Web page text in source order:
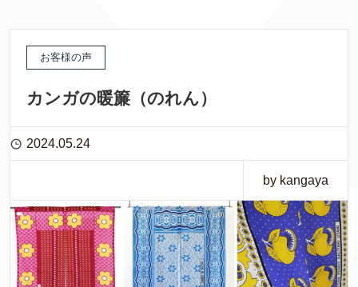
お客様の声
カンガの暖簾（のれん）
2024.05.24
by kangaya